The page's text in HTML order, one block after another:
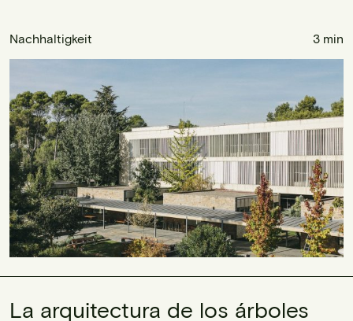
Nachhaltigkeit 3 min
La arquitectura de los árboles